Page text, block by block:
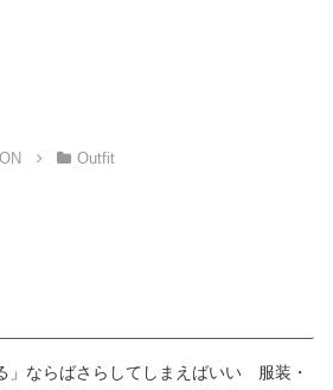
Outfit
」ならばさらしてしまえばいい 服装・